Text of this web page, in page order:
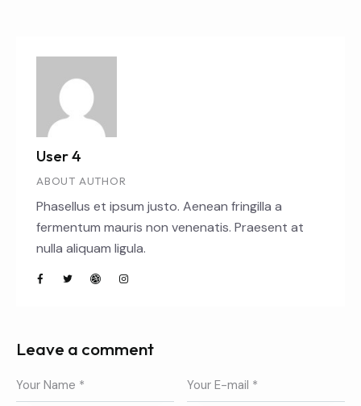
User 4
ABOUT AUTHOR
Phasellus et ipsum justo. Aenean fringilla a
fermentum mauris non venenatis. Praesent at
nulla aliquam ligula.
Leave a comment